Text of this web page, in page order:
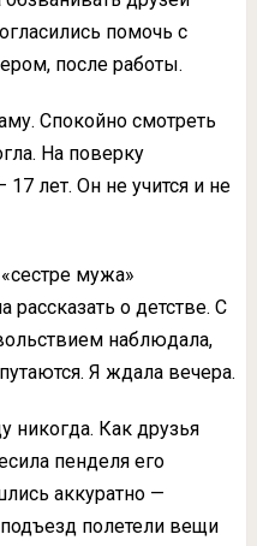
помочь с
после работы.
Спокойно смотреть
На поверку
17 лет. Он не учится и не
мужа»
о детстве. С
наблюдала,
Я ждала вечера.
никогда. Как друзья
пенделя его
аккуратно —
полетели вещи